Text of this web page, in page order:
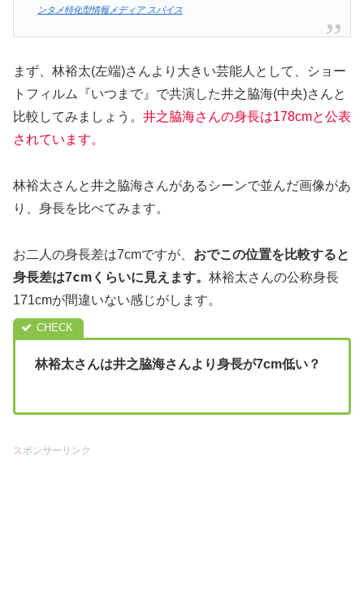
ンタメ特化型情報メディア スパイス
まず、林裕太(左端)さんより大きい芸能人として、ショー
トフィルム『いつまで』で共演した井之脇海(中央)さんと
比較してみましょう。 井之脇海さんの身長は178cmと公表
されています。
林裕太さんと井之脇海さんがあるシーンで並んだ画像があ
り、身長を比べてみます。
お二人の身長差は7cmですが、 おでこの位置を比較すると
身長差は7cmくらいに見えます。 林裕太さんの公称身長
171cmが間違いない感じがします。
林裕太さんは井之脇海さんより身長が7cm低い？
スポンサーリンク